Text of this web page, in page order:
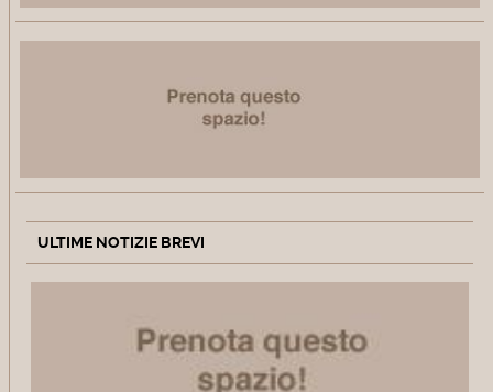
ULTIME NOTIZIE BREVI